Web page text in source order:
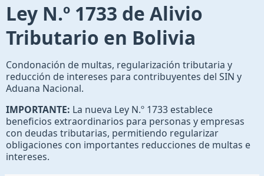
Ley N.º 1733 de Alivio
Tributario en Bolivia
Condonación de multas, regularización tributaria y
reducción de intereses para contribuyentes del SIN y
Aduana Nacional.
IMPORTANTE: La nueva Ley N.º 1733 establece
beneficios extraordinarios para personas y empresas
con deudas tributarias, permitiendo regularizar
obligaciones con importantes reducciones de multas e
intereses.